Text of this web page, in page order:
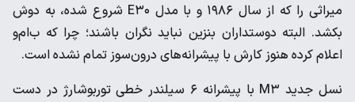
میراثی را که از سال ۱۹۸۶ و با مدل E۳۰ شروع شده، به دوش
بکشد. البته دوستداران بنزین نباید نگران باشند؛ چرا که ب‌ام‌و
اعلام کرده هنوز کارش با پیشرانه‌های درون‌سوز تمام نشده است.
نسل جدید M۳ با پیشرانه ۶ سیلندر خطی توربوشارژ در دست